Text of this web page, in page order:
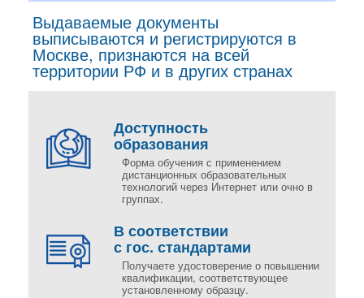
Выдаваемые документы
выписываются и регистрируются в
Москве, признаются на всей
территории РФ и в других странах
Доступность
образования
Форма обучения с применением
дистанционных образовательных
технологий через Интернет или очно в
группах.
В соответствии
с гос. стандартами
Получаете удостоверение о повышении
квалификации, соответствующее
установленному образцу.